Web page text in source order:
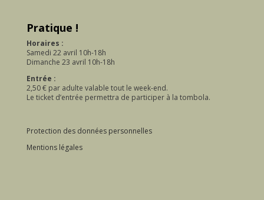
Pratique !
Horaires :
Samedi 22 avril 10h-18h
Dimanche 23 avril 10h-18h
Entrée :
2,50 € par adulte valable tout le week-end.
Le ticket d’entrée permettra de participer à la tombola.
Protection des données personnelles
Mentions légales